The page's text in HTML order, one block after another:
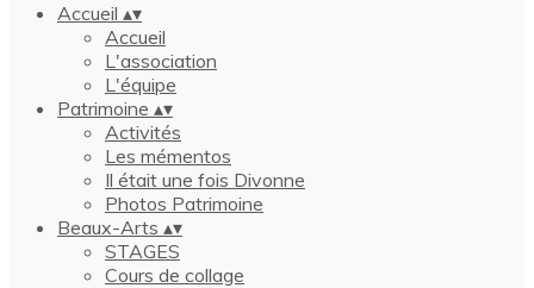
Accueil ▴▾
Accueil
L'association
L'équipe
Patrimoine ▴▾
Activités
Les mémentos
Il était une fois Divonne
Photos Patrimoine
Beaux-Arts ▴▾
STAGES
Cours de collage